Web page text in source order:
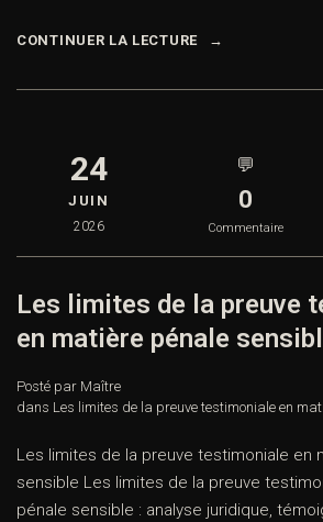
CONTINUER LA LECTURE
24
JUIN
2026
💬
0
Commentaire
Les limites de la preuve
en matière pénale
Posté par Maître
dans Les limites de la preuve testimoniale en
Les limites de la preuve testimoniale en
sensible Les limites de la preuve
pénale sensible : analyse juridique,